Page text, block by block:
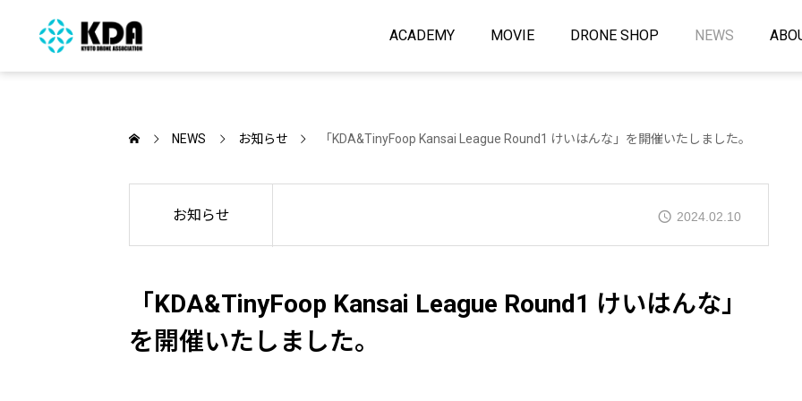
ACADEMY MOVIE DRONE SHOP NEWS
NEWS お知らせ 「KDA&TinyFoop Kansai League Round1 けいはんな」を開催いたしました。
お知らせ 2024.02.10
「KDA&TinyFoop Kansai League Round1 けいはんな」
を開催いたしました。